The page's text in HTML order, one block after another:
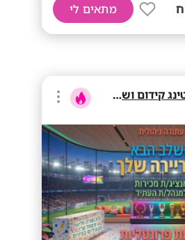
מתאים לי
טופ מרקטינג קידום ושיווק בע"מ